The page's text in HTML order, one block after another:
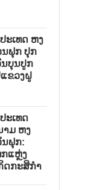
ະເທດ ຫງ
ຟຸກ ປຸກ
ບຸນປູກ
ຂວງຝູ
ະເທດ
າມ ຫງ
ນຟຸກ:
ແຫຼ່ງ
ດກະສິກຳ